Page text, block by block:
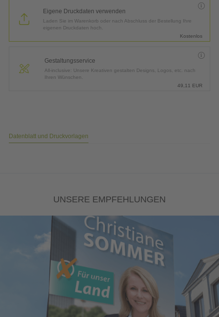
Eigene Druckdaten verwenden
Laden Sie im Warenkorb oder nach Abschluss der Bestellung Ihre
eigenen Druckdaten hoch.
Kostenlos
Gestaltungsservice
All-inclusive: Unsere Kreativen gestalten Designs, Logos, etc. nach
Ihren Wünschen.
49,11 EUR
Datenblatt und Druckvorlagen
UNSERE EMPFEHLUNGEN